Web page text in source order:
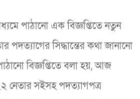
পাঠানো এক বিজ্ঞপ্তিতে নতুন
পদত্যাগের সিদ্ধান্তের কথা জানানো
বিজ্ঞপ্তিতে বলা হয়, আজ
নেতার সইসহ পদত্যাগপত্র